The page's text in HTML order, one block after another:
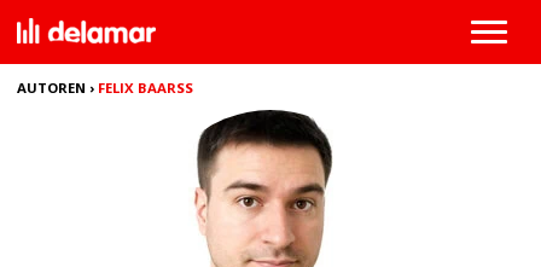
AUTOREN › FELIX BAARSS